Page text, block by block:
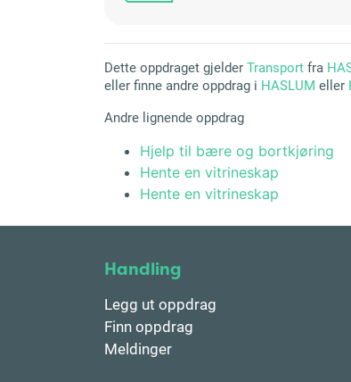
Dette oppdraget gjelder Transport fra
eller finne andre oppdrag i HASLUM eller
Andre lignende oppdrag
Hjelp til bære og bortkjøring
Hente en vitrineskap
Hente en vitrineskap
Handling
Legg ut oppdrag
Finn oppdrag
Meldinger